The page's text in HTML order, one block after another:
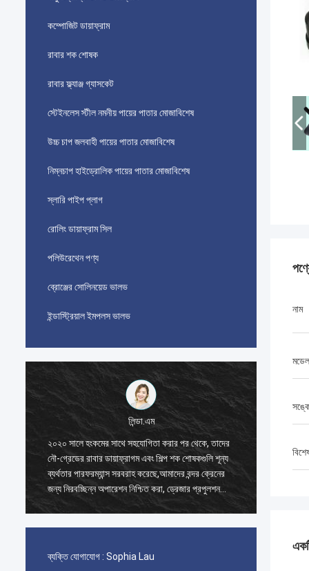
কম্পোজিট ডায়াফ্রাম
রাবার শক শোষক
রাবার ফ্ল্যাঞ্জ গ্যাসকেট
স্টেইনলেস স্টীল নমনীয় পায়ের পাতার মোজাবিশেষ
উচ্চ চাপ জলবাহী পায়ের পাতার মোজাবিশেষ
নিম্নচাপ হাইড্রোলিক পায়ের পাতার মোজাবিশেষ
স্লারি পাইপ প্লাগ
রোলিং ডায়াফ্রাম সিল
পলিউরেথেন পণ্য
ব্রোঞ্জের সোলিনয়েড ভালভ
ইন্ডাস্ট্রিয়াল ইমপলস ভালভ
লিন্ডা.এম
২০২০ সালে হংকমের সাথে সহযোগিতা করার পর থেকে, তাদের
নৌ-গ্রেডের রাবার ডায়াফ্রাগম এবং শিল্প শক শোষকগুলি শূন্য
ব্যর্থতার পারফরম্যান্স সরবরাহ করেছে,আমাদের বন্দর ক্রেনের
জন্য নিরবচ্ছিন্ন অপারেশন নিশ্চিত করা, ড্রেজার প্রপুলশন
সিস্টেম, এবং এলএনজি ক্যারিয়ার সরঞ্জাম।
নৌ-
ব্যক্তি যোগাযোগ : Sophia Lau
নাম
মডেল